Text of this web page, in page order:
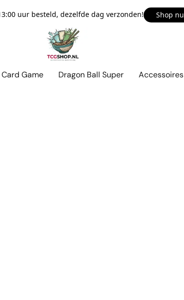
uur besteld, dezelfde dag verzonden! Shop nu
Game Dragon Ball Super Accessoires